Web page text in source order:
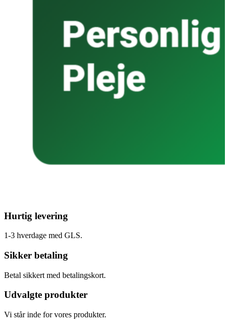
Hurtig levering
1-3 hverdage med GLS.
Sikker betaling
Betal sikkert med betalingskort.
Udvalgte produkter
Vi står inde for vores produkter.